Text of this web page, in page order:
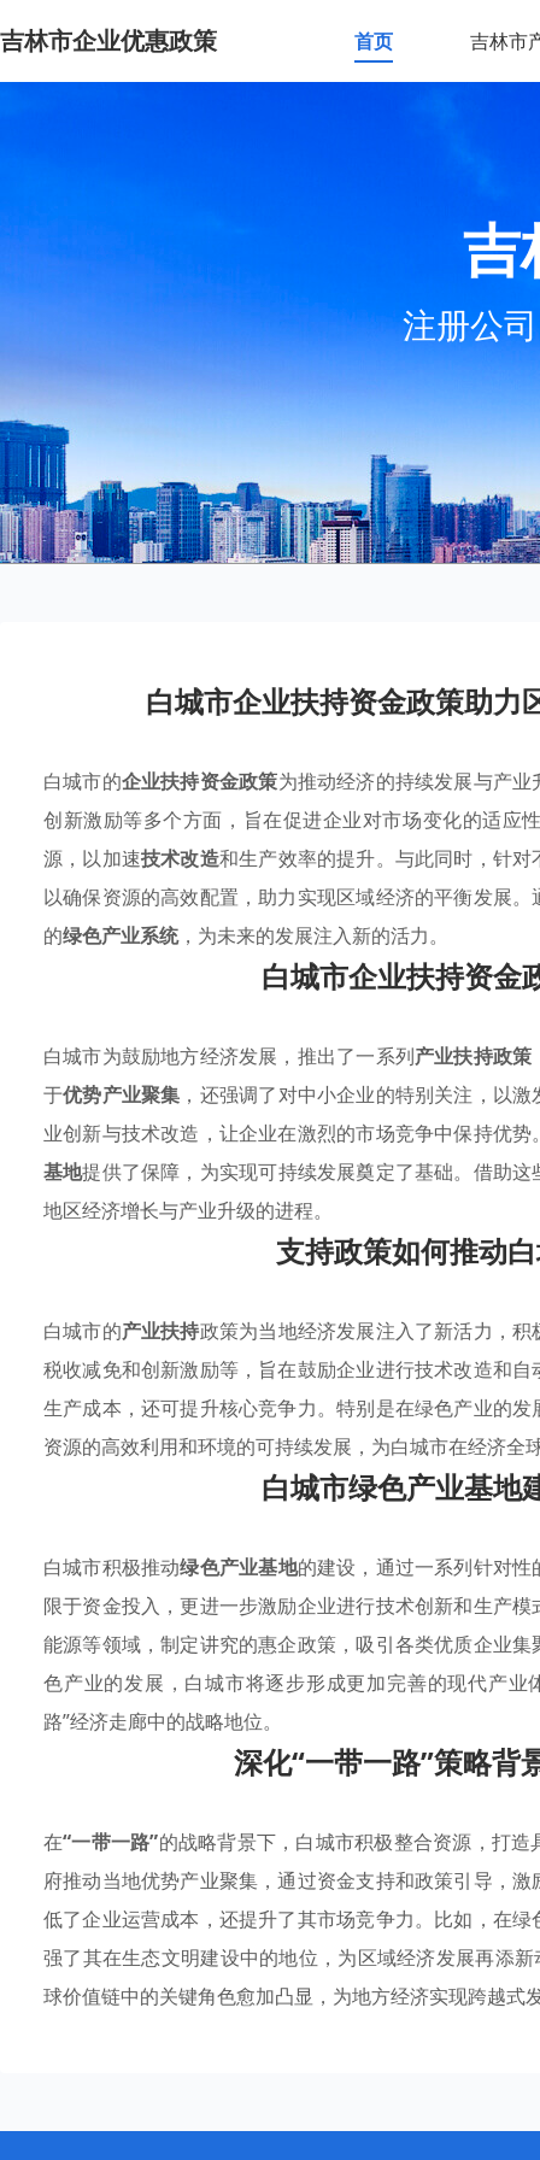
吉林市企业优惠政策 首页 吉林市
吉
注册公
白城市企业扶持资金政策助力
白城市的企业扶持资金政策为推动经济的持续发展与产
创新激励等多个方面，旨在促进企业对市场变化的适应
源，以加速技术改造和生产效率的提升。与此同时，针
以确保资源的高效配置，助力实现区域经济的平衡发展
的绿色产业系统，为未来的发展注入新的活力。
白城市企业扶持资金
白城市为鼓励地方经济发展，推出了一系列产业扶持政策
于优势产业聚集 ，还强调了对中小企业的特别关注，以
业创新与技术改造，让企业在激烈的市场竞争中保持优
基地提供了保障，为实现可持续发展奠定了基础。借助
地区经济增长与产业升级的进程。
支持政策如何推动
白城市的产业扶持政策为当地经济发展注入了新活力，
税收减免和创新激励等，旨在鼓励企业进行技术改造和
生产成本，还可提升核心竞争力。特别是在绿色产业的
资源的高效利用和环境的可持续发展，为白城市在经济全
白城市绿色产业基地
白城市积极推动绿色产业基地的建设，通过一系列针对性
限于资金投入，更进一步激励企业进行技术创新和生产
能源等领域，制定讲究的惠企政策，吸引各类优质企业
色产业的发展，白城市将逐步形成更加完善的现代产
路”经济走廊中的战略地位。
深化“一带一路”策略背
在“一带一路”的战略背景下，白城市积极整合资源，打
府推动当地优势产业聚集，通过资金支持和政策引导，
低了企业运营成本，还提升了其市场竞争力。比如，在
强了其在生态文明建设中的地位，为区域经济发展再添
球价值链中的关键角色愈加凸显，为地方经济实现跨越式